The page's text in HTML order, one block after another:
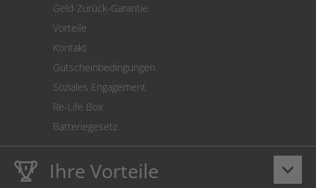
Geld-Zurück-Garantie
Vorteile
Kontakt
Gutscheinbedingungen
Soziales Engagement
Re-Life Box
Batteriegesetz
keyboard_arrow_down
Ihre Vorteile